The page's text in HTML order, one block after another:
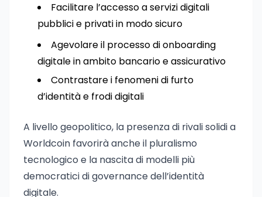
Facilitare l’accesso a servizi digitali
pubblici e privati in modo sicuro
Agevolare il processo di onboarding
digitale in ambito bancario e assicurativo
Contrastare i fenomeni di furto
d’identità e frodi digitali
A livello geopolitico, la presenza di rivali solidi a
Worldcoin favorirà anche il pluralismo
tecnologico e la nascita di modelli più
democratici di governance dell’identità
digitale.